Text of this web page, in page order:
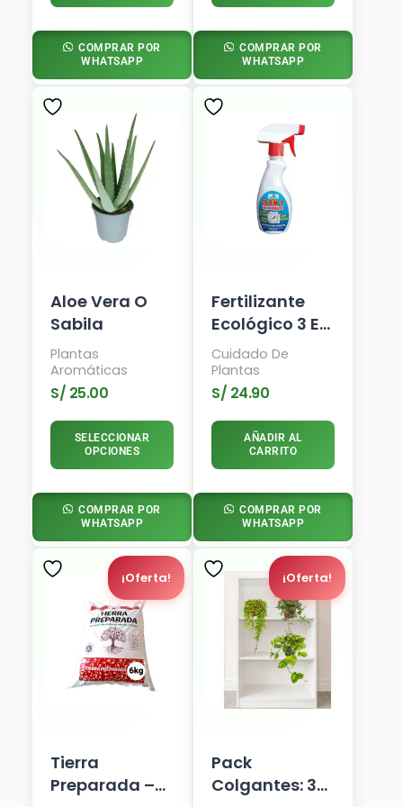
COMPRAR POR
WHATSAPP
COMPRAR POR
WHATSAPP
Aloe Vera O
Sabila
Plantas
Aromáticas
S/ 25.00
SELECCIONAR
OPCIONES
COMPRAR POR
WHATSAPP
Fertilizante
Ecológico 3 En
1
Cuidado De
Plantas
S/ 24.90
AÑADIR AL
CARRITO
COMPRAR POR
WHATSAPP
¡Oferta!
Tierra
Preparada –
El
Precio
Original
Era:
S/ 15.00.
El
Precio
Actual
Es:
¡Oferta!
Pack
Colgantes: 3
El
Precio
Original
Era:
S/ 120.00.
El
Precio
Actual
Es:
S/ 94.90.